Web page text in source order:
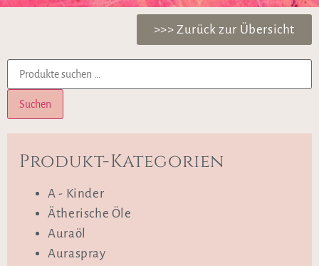
>>> Zurück zur Übersicht
Suchen
Produkt-Kategorien
A - Kinder
Ätherische Öle
Auraöl
Auraspray